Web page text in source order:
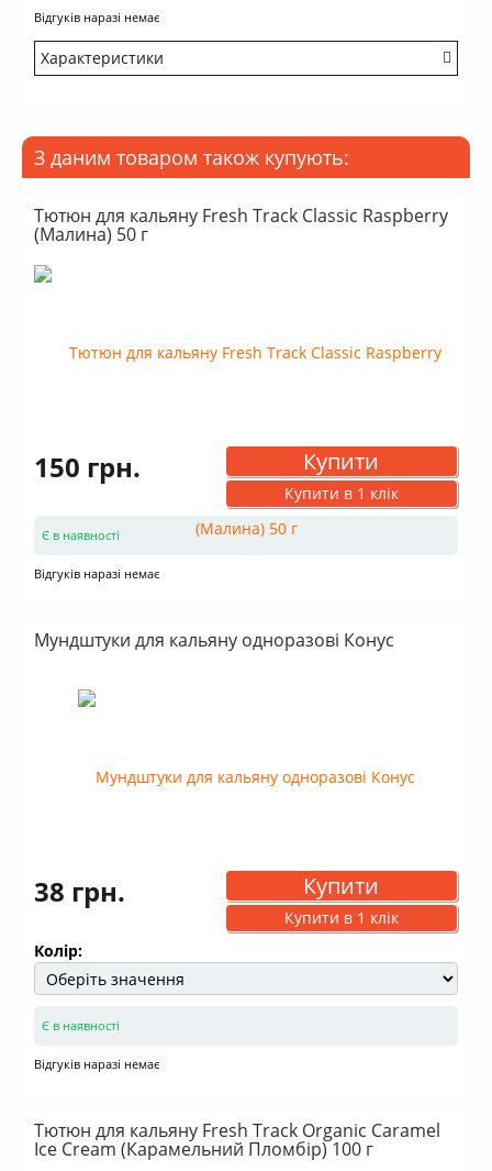
Відгуків наразі немає
Характеристики
Аромат: Кислий
Аромат: Свіжий
Димність: Вищє середнього
З даним товаром також купують:
Тютюн для кальяну Fresh Track Classic Raspberry
(Малина) 50 г
150 грн. Купити
Купити в 1 клік
Є в наявності
Відгуків наразі немає
Мундштуки для кальяну одноразові Конус
38 грн. Купити
Купити в 1 клік
Колір:
Є в наявності
Відгуків наразі немає
Тютюн для кальяну Fresh Track Organic Caramel
Ice Cream (Карамельний Пломбір) 100 г